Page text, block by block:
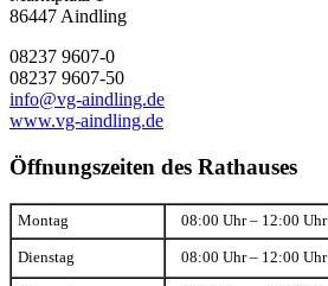
86447 Aindling
08237 9607-0
08237 9607-50
info@vg-aindling.de
www.vg-aindling.de
Öffnungszeiten des Rathauses
Montag 08:00 Uhr – 12:00 Uhr
Dienstag 08:00 Uhr – 12:00 Uhr